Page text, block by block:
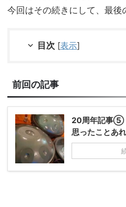
今回はその続きにして、最後
目次 [表示]
前回の記事
20周年記事⑤
思ったことあ